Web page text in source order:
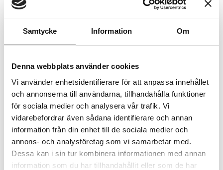
Samtycke Information Om
Denna webbplats använder cookies
Vi använder enhetsidentifierare för att anpassa innehållet
och annonserna till användarna, tillhandahålla funktioner
för sociala medier och analysera vår trafik. Vi
vidarebefordrar även sådana identifierare och annan
information från din enhet till de sociala medier och
annons- och analysföretag som vi samarbetar med.
Dessa kan i sin tur kombinera informationen med annan
information som du har tillhandahållit eller som de har
något varmare sken än original.
Finns i lager (20 st)
Inkl. moms: 574 kr
Lägg i varukorgen